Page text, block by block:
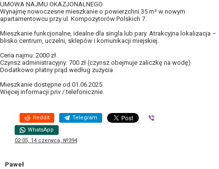
UMOWA NAJMU OKAZJONALNEGO
Wynajmę nowoczesne mieszkanie o powierzchni 35 m² w nowym
apartamentowcu przy ul. Kompozytorów Polskich 7.
Mieszkanie funkcjonalne, idealne dla singla lub pary. Atrakcyjna lokalizacja –
blisko centrum, uczelni, sklepów i komunikacji miejskiej.
Cena najmu: 2000 zł
Czynsz administracyjny: 700 zł (czynsz obejmuje zaliczkę na wodę)
Dodatkowo płatny prąd według zużycia
Mieszkanie dostępne od 01.06.2025
Więcej informacji priv / telefonicznie.
Reddit Telegram
WhatsApp
02:05, 14 czerwca, №394
Paweł